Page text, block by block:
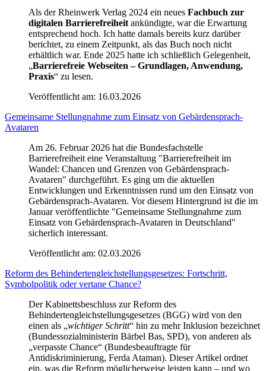
Als der Rheinwerk Verlag 2024 ein neues Fachbuch zur
digitalen Barrierefreiheit ankündigte, war die Erwartung
entsprechend hoch. Ich hatte damals bereits kurz darüber
berichtet, zu einem Zeitpunkt, als das Buch noch nicht
erhältlich war. Ende 2025 hatte ich schließlich Gelegenheit,
„Barrierefreie Webseiten – Grundlagen, Anwendung,
Praxis“ zu lesen.
Veröffentlicht am: 16.03.2026
Gemeinsame Stellungnahme zum Einsatz von Gebärdensprach-
Avataren
Am 26. Februar 2026 hat die Bundesfachstelle
Barrierefreiheit eine Veranstaltung "Barrierefreiheit im
Wandel: Chancen und Grenzen von Gebärdensprach-
Avataren" durchgeführt. Es ging um die aktuellen
Entwicklungen und Erkenntnissen rund um den Einsatz von
Gebärdensprach-Avataren. Vor diesem Hintergrund ist die im
Januar veröffentlichte "Gemeinsame Stellungnahme zum
Einsatz von Gebärdensprach-Avataren in Deutschland"
sicherlich interessant.
Veröffentlicht am: 02.03.2026
Reform des Behindertengleichstellungsgesetzes: Fortschritt,
Symbolpolitik oder vertane Chance?
Der Kabinettsbeschluss zur Reform des
Behindertengleichstellungsgesetzes (BGG) wird von den
einen als „wichtiger Schritt“ hin zu mehr Inklusion bezeichnet
(Bundessozialministerin Bärbel Bas, SPD), von anderen als
„verpasste Chance“ (Bundesbeauftragte für
Antidiskriminierung, Ferda Ataman). Dieser Artikel ordnet
ein, was die Reform möglicherweise leisten kann – und wo